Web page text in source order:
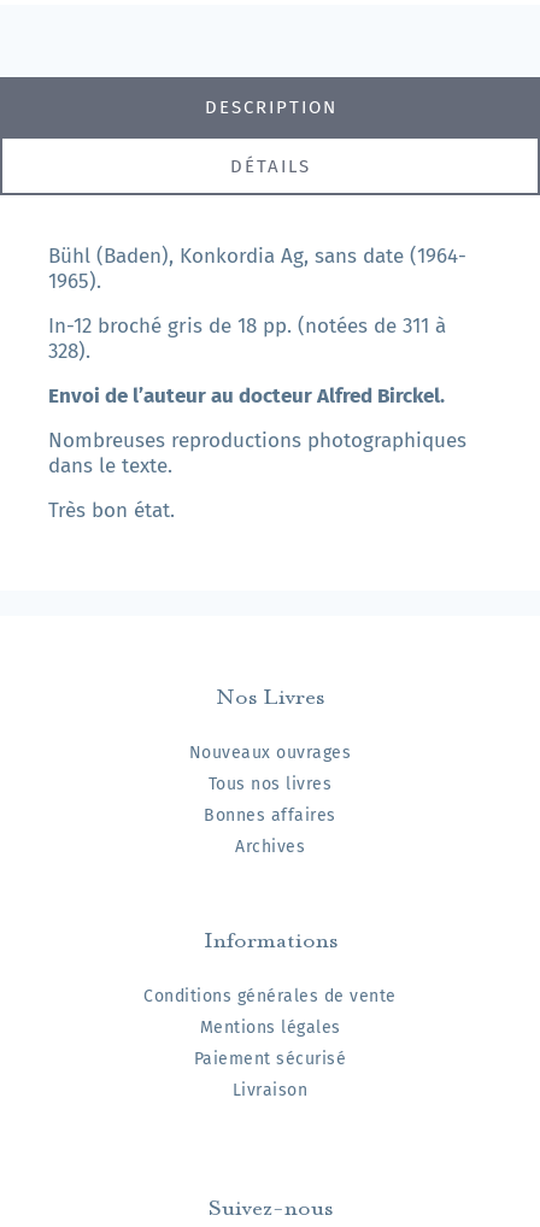
DESCRIPTION
DÉTAILS
Bühl (Baden), Konkordia Ag, sans date (1964-
1965).
In-12 broché gris de 18 pp. (notées de 311 à
328).
Envoi de l’auteur au docteur Alfred Birckel.
Nombreuses reproductions photographiques
dans le texte.
Très bon état.
Nos Livres
Nouveaux ouvrages
Tous nos livres
Bonnes affaires
Archives
Informations
Conditions générales de vente
Mentions légales
Paiement sécurisé
Livraison
Suivez-nous